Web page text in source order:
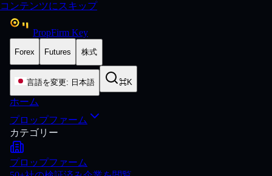
コンテンツにスキップ
PropFirm Key
Forex Futures 株式
言語を変更: 日本語 ⌘K
ホーム
プロップファーム
カテゴリー
プロップファーム